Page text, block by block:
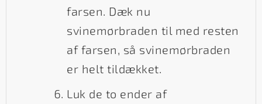
farsen. Dæk nu
svinemørbraden til med resten
af farsen, så svinemørbraden
er helt tildækket.
Luk de to ender af